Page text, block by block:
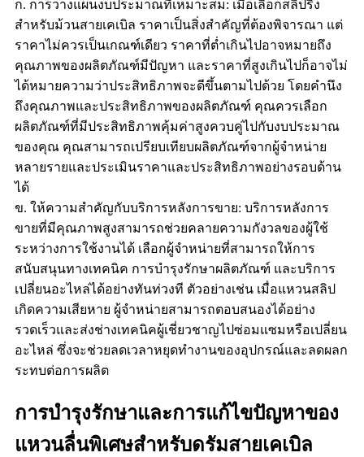
ก. การวางแผนงบประมาณที่เหมาะสม: เมื่อเลือกสลิปริง
สำหรับม้วนสายเคเบิล ราคาเป็นสิ่งสำคัญที่ต้องพิจารณา แต่
ราคาไม่ควรเป็นเกณฑ์เดียว ราคาที่ต่ำเกินไปอาจหมายถึง
คุณภาพของผลิตภัณฑ์มีปัญหา และราคาที่สูงเกินไปก็อาจไม่
ได้หมายความว่าประสิทธิภาพจะดีขึ้นตามไปด้วย โดยคำนึง
ถึงคุณภาพและประสิทธิภาพของผลิตภัณฑ์ คุณควรเลือก
ผลิตภัณฑ์ที่มีประสิทธิภาพคุ้มค่าสูงควบคู่ไปกับงบประมาณ
ของคุณ คุณสามารถเปรียบเทียบผลิตภัณฑ์จากผู้จำหน่าย
หลายรายและประเมินราคาและประสิทธิภาพอย่างรอบด้าน
ได้
ข. ให้ความสำคัญกับบริการหลังการขาย: บริการหลังการ
ขายที่มีคุณภาพสูงสามารถช่วยคลายความกังวลของผู้ใช้
ระหว่างการใช้งานได้ เลือกผู้จำหน่ายที่สามารถให้การ
สนับสนุนทางเทคนิค การบำรุงรักษาผลิตภัณฑ์ และบริการ
เปลี่ยนอะไหล่ได้อย่างทันท่วงที ตัวอย่างเช่น เมื่อแหวนสลิป
เกิดความเสียหาย ผู้จำหน่ายสามารถตอบสนองได้อย่าง
รวดเร็วและส่งช่างเทคนิคผู้เชี่ยวชาญไปซ่อมแซมหรือเปลี่ยน
อะไหล่ ซึ่งจะช่วยลดเวลาหยุดทำงานของอุปกรณ์และลดผลก
ระทบต่อการผลิต
การบำรุงรักษาและการแก้ไขปัญหาของ
แหวนลื่นพิเศษสำหรับดรัมสายเคเบิล